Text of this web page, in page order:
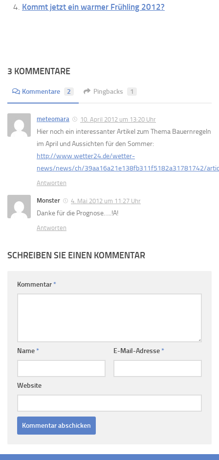
Kommt jetzt ein warmer Frühling 2012?
3 KOMMENTARE
Kommentare 2 Pingbacks 1
meteomara 10. April 2012 um 13:20 Uhr
Hier noch ein interessanter Artikel zum Thema Bauernregeln
im April und Aussichten für den Sommer:
http://www.wetter24.de/wetter-
news/news/ch/39aa16a21e138fb311f5182a31781742/
Antworten
Monster 4. Mai 2012 um 11:27 Uhr
Danke für die Prognose…..!A!
Antworten
SCHREIBEN SIE EINEN KOMMENTAR
Kommentar *
Name * E-Mail-Adresse *
Website